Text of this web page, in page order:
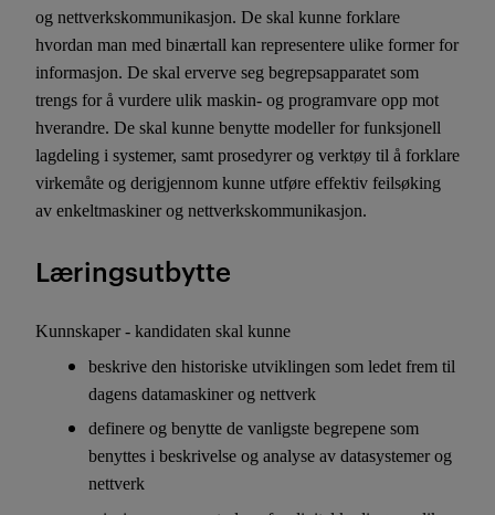
og nettverkskommunikasjon. De skal kunne forklare
hvordan man med binærtall kan representere ulike former for
informasjon. De skal erverve seg begrepsapparatet som
trengs for å vurdere ulik maskin- og programvare opp mot
hverandre. De skal kunne benytte modeller for funksjonell
lagdeling i systemer, samt prosedyrer og verktøy til å forklare
virkemåte og derigjennom kunne utføre effektiv feilsøking
av enkeltmaskiner og nettverkskommunikasjon.
Læringsutbytte
Kunnskaper - kandidaten skal kunne
beskrive den historiske utviklingen som ledet frem til
dagens datamaskiner og nettverk
definere og benytte de vanligste begrepene som
benyttes i beskrivelse og analyse av datasystemer og
nettverk